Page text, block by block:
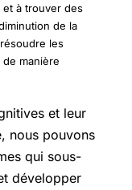
et à trouver des
de la
les
manière
et leur
nous pouvons
qui sous-
développer